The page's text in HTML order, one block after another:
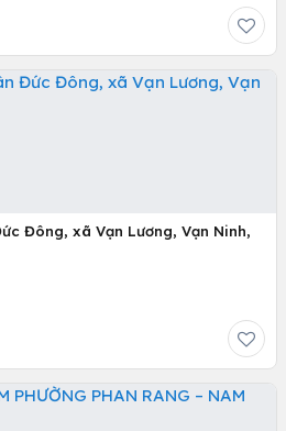
Đông, xã Vạn Lương, Vạn Ninh,